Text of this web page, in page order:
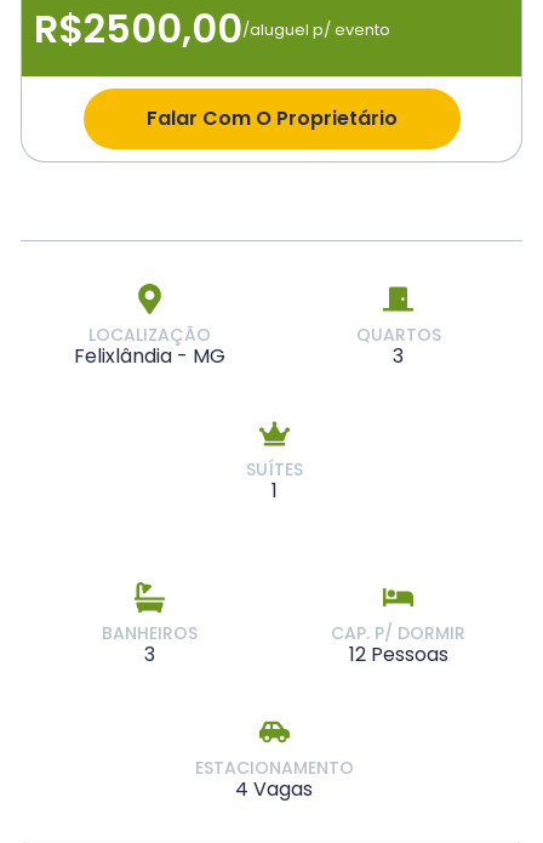
LOCALIZAÇÃO
Felixlândia - MG
QUARTOS
3
SUÍTES
1
BANHEIROS
3
CAP. P/ DORMIR
12 Pessoas
ESTACIONAMENTO
4 Vagas
R$2500,00/aluguel p/ evento
Falar Com O Proprietário